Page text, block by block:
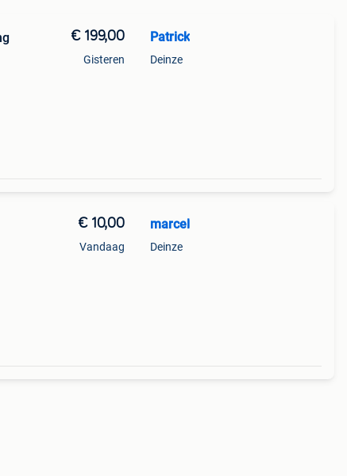
€ 199,00
Gisteren
Patrick
Deinze
€ 10,00
Vandaag
marcel
Deinze